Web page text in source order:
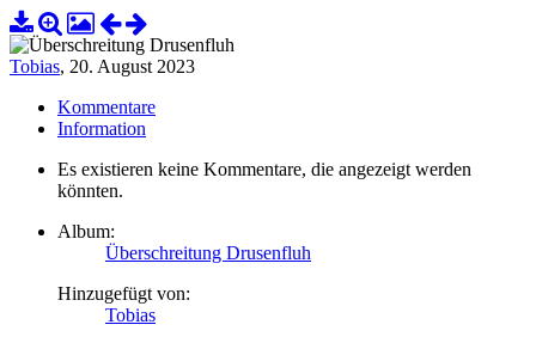
Tobias, 20. August 2023
Kommentare
Information
Es existieren keine Kommentare, die angezeigt werden
könnten.
Album:
Überschreitung Drusenfluh
Hinzugefügt von:
Tobias